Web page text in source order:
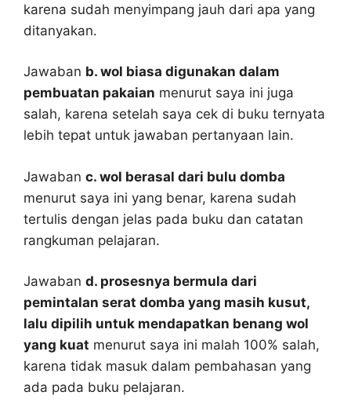
karena sudah menyimpang jauh dari apa yang
ditanyakan.
Jawaban b. wol biasa digunakan dalam
pembuatan pakaian menurut saya ini juga
salah, karena setelah saya cek di buku ternyata
lebih tepat untuk jawaban pertanyaan lain.
Jawaban c. wol berasal dari bulu domba
menurut saya ini yang benar, karena sudah
tertulis dengan jelas pada buku dan catatan
rangkuman pelajaran.
Jawaban d. prosesnya bermula dari
pemintalan serat domba yang masih kusut,
lalu dipilih untuk mendapatkan benang wol
yang kuat menurut saya ini malah 100% salah,
karena tidak masuk dalam pembahasan yang
ada pada buku pelajaran.